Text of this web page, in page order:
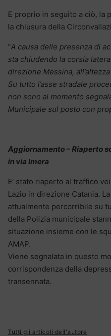
E proprio in seguito a ciò, la
la chiusura della
“A causa delle presenza di
sta chiudendo la corsia
direzione Messina,
Su tutto l’asse stradale
non sono al momento
Municipale sul posto con
Aggiornamento – Riaperto
in via Imera
E’ stato riaperto al traffico
Lazio in direzione Catania.
attualmente percorribile su
della Polizia municipale
situazione insieme con le
AMAP.
Viene segnalata in questo
corrispondenza della
transennata.
Tutti gli articoli dell'autore